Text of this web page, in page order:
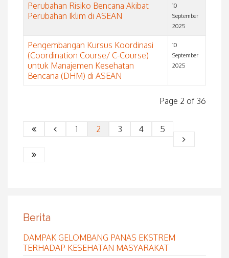
Perubahan Risiko Bencana Akibat
Perubahan Iklim di ASEAN
10
September
2025
Pengembangan Kursus Koordinasi
(Coordination Course/ C-Course)
untuk Manajemen Kesehatan
Bencana (DHM) di ASEAN
10
September
2025
Page 2 of 36
1 2 3 4 5
Berita
DAMPAK GELOMBANG PANAS EKSTREM
TERHADAP KESEHATAN MASYARAKAT